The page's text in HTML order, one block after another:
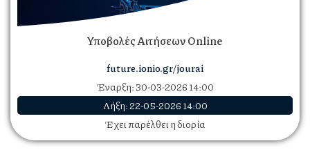
Υποβολές Αιτήσεων Online
future.ionio.gr/jourai
Έναρξη: 30-03-2026 14:00
Λήξη: 22-05-2026 14:00
Έχει παρέλθει η διορία